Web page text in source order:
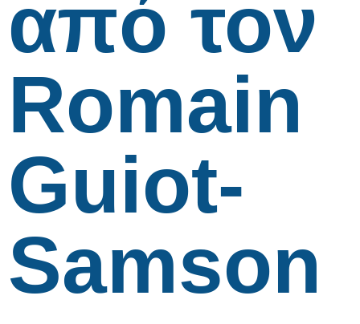
από τον
Romain
Guiot-
Samson